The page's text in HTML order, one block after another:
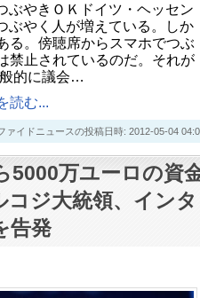
ぶやきＯＫドイツ・ヘッセン
ぶやく人が増えている。しか
る。傍聴席からスマホでつぶ
禁止されているのだ。それが
的に議会…
読む...
イドニュースの投稿日時: 2012-05-04
5000万ユーロの資
コジ大統領、インタ
告発